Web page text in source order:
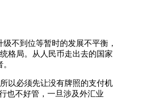
不到位等暂时的发展不平衡，
格局。从人民币走出去的国家
以必须先让没有牌照的支付机
也不好管，一旦涉及外汇业